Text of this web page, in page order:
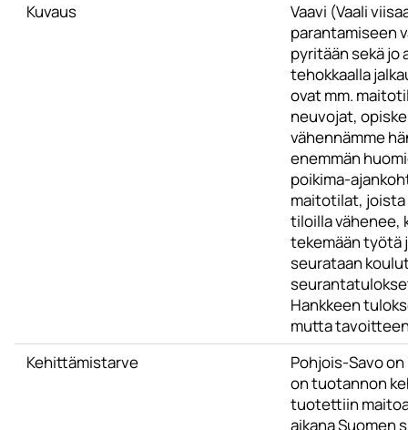
Kuvaus
Vaavi (Vaali
parantamiseen
pyritään sekä
tehokkaalla
ovat mm.
neuvojat,
vähennämme
enemmän
poikima-
maitotilat, joista
tiloilla vähenee,
tekemään työtä
seurataan
Hankkeen
mutta
Kehittämistarve
Pohjois-Savo
on tuotannon
tuotettiin
aikana Suomen